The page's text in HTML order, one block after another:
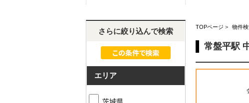
TOPページ > 物件
常盤平駅
さらに絞り込んで検索
エリア